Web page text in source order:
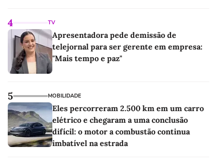
4 TV
Apresentadora pede demissão de
telejornal para ser gerente em empresa:
"Mais tempo e paz"
5 MOBILIDADE
Eles percorreram 2.500 km em um carro
elétrico e chegaram a uma conclusão
difícil: o motor a combustão continua
imbatível na estrada